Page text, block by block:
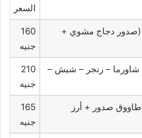
السعر
(صدور دجاج مشوي +
160
جنيه
– زنجر – شيش –
210
جنيه
صدور + أرز
165
جنيه